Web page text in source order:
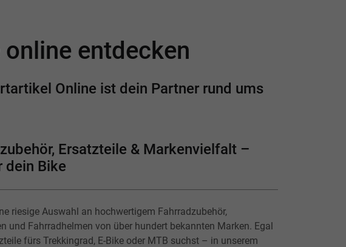
entdecken
Online ist dein Partner rund ums
Ersatzteile & Markenvielfalt –
dein Bike
riesige Auswahl an hochwertigem Fahrradzubehör,
und Fahrradhelmen von über hundert bekannten Marken. Egal
fürs Trekkingrad, E-Bike oder MTB suchst – in unserem